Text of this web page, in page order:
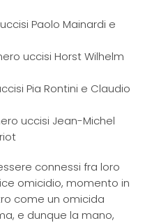
Paolo Mainardi e
uccisi Horst Wilhelm
Pia Rontini e Claudio
uccisi Jean-Michel
connessi fra loro
omicidio, momento in
come un omicida
e dunque la mano,